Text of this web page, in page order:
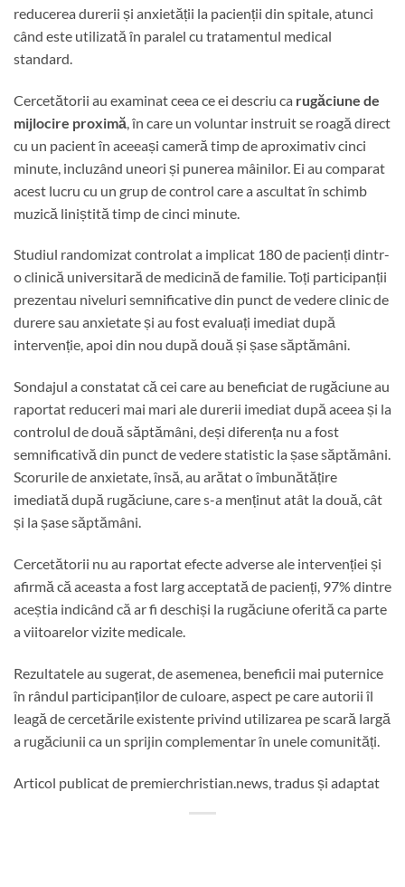
reducerea durerii și anxietății la pacienții din spitale, atunci
când este utilizată în paralel cu tratamentul medical
standard.
Cercetătorii au examinat ceea ce ei descriu ca rugăciune de
mijlocire proximă , în care un voluntar instruit se roagă direct
cu un pacient în aceeași cameră timp de aproximativ cinci
minute, incluzând uneori și punerea mâinilor. Ei au comparat
acest lucru cu un grup de control care a ascultat în schimb
muzică liniștită timp de cinci minute.
Studiul randomizat controlat a implicat 180 de pacienți dintr-
o clinică universitară de medicină de familie. Toți participanții
prezentau niveluri semnificative din punct de vedere clinic de
durere sau anxietate și au fost evaluați imediat după
intervenție, apoi din nou după două și șase săptămâni.
Sondajul a constatat că cei care au beneficiat de rugăciune au
raportat reduceri mai mari ale durerii imediat după aceea și la
controlul de două săptămâni, deși diferența nu a fost
semnificativă din punct de vedere statistic la șase săptămâni.
Scorurile de anxietate, însă, au arătat o îmbunătățire
imediată după rugăciune, care s-a menținut atât la două, cât
și la șase săptămâni.
Cercetătorii nu au raportat efecte adverse ale intervenției și
afirmă că aceasta a fost larg acceptată de pacienți, 97% dintre
aceștia indicând că ar fi deschiși la rugăciune oferită ca parte
a viitoarelor vizite medicale.
Rezultatele au sugerat, de asemenea, beneficii mai puternice
în rândul participanților de culoare, aspect pe care autorii îl
leagă de cercetările existente privind utilizarea pe scară largă
a rugăciunii ca un sprijin complementar în unele comunități.
Articol publicat de premierchristian.news, tradus și adaptat